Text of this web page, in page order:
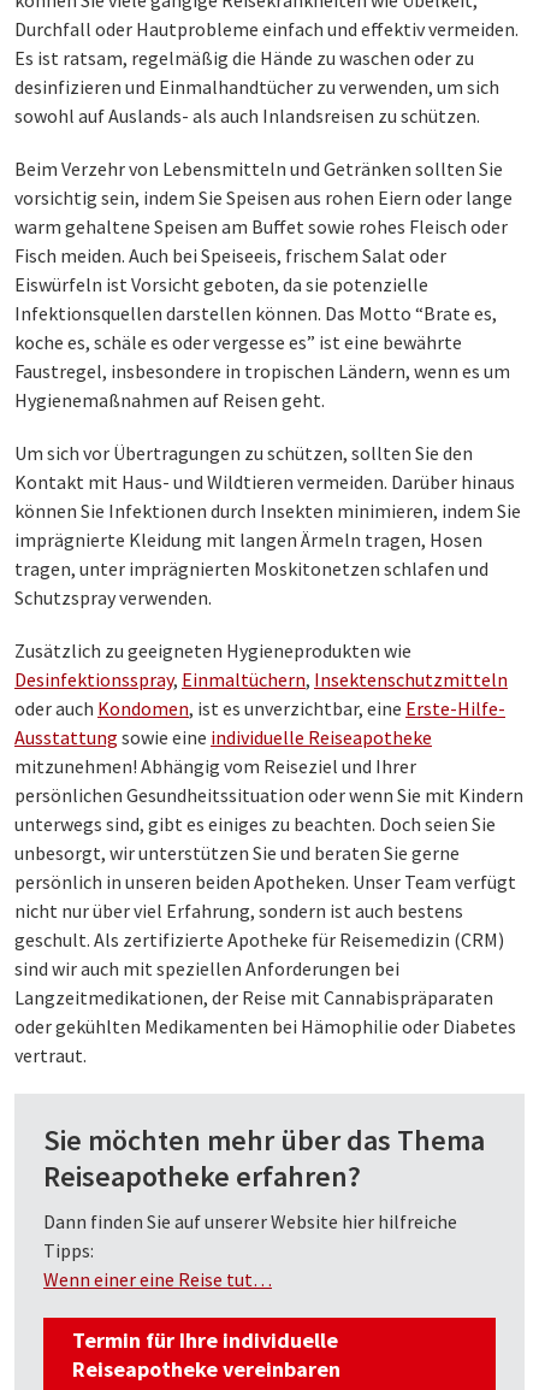
Durchfall oder Hautprobleme einfach und effektiv vermeiden.
Es ist ratsam, regelmäßig die Hände zu waschen oder zu
desinfizieren und Einmalhandtücher zu verwenden, um sich
sowohl auf Auslands- als auch Inlandsreisen zu schützen.
Beim Verzehr von Lebensmitteln und Getränken sollten Sie
vorsichtig sein, indem Sie Speisen aus rohen Eiern oder lange
warm gehaltene Speisen am Buffet sowie rohes Fleisch oder
Fisch meiden. Auch bei Speiseeis, frischem Salat oder
Eiswürfeln ist Vorsicht geboten, da sie potenzielle
Infektionsquellen darstellen können. Das Motto “Brate es,
koche es, schäle es oder vergesse es” ist eine bewährte
Faustregel, insbesondere in tropischen Ländern, wenn es um
Hygienemaßnahmen auf Reisen geht.
Um sich vor Übertragungen zu schützen, sollten Sie den
Kontakt mit Haus- und Wildtieren vermeiden. Darüber hinaus
können Sie Infektionen durch Insekten minimieren, indem Sie
imprägnierte Kleidung mit langen Ärmeln tragen, Hosen
tragen, unter imprägnierten Moskitonetzen schlafen und
Schutzspray verwenden.
Zusätzlich zu geeigneten Hygieneprodukten wie
Desinfektionsspray, Einmaltüchern, Insektenschutzmitteln
oder auch Kondomen, ist es unverzichtbar, eine Erste-Hilfe-
Ausstattung sowie eine individuelle Reiseapotheke
mitzunehmen! Abhängig vom Reiseziel und Ihrer
persönlichen Gesundheitssituation oder wenn Sie mit Kindern
unterwegs sind, gibt es einiges zu beachten. Doch seien Sie
unbesorgt, wir unterstützen Sie und beraten Sie gerne
persönlich in unseren beiden Apotheken. Unser Team verfügt
nicht nur über viel Erfahrung, sondern ist auch bestens
geschult. Als zertifizierte Apotheke für Reisemedizin (CRM)
sind wir auch mit speziellen Anforderungen bei
Langzeitmedikationen, der Reise mit Cannabispräparaten
oder gekühlten Medikamenten bei Hämophilie oder Diabetes
vertraut.
Sie möchten mehr über das Thema
Reiseapotheke erfahren?
Dann finden Sie auf unserer Website hier hilfreiche
Tipps:
Wenn einer eine Reise tut…
Termin für Ihre individuelle
Reiseapotheke vereinbaren